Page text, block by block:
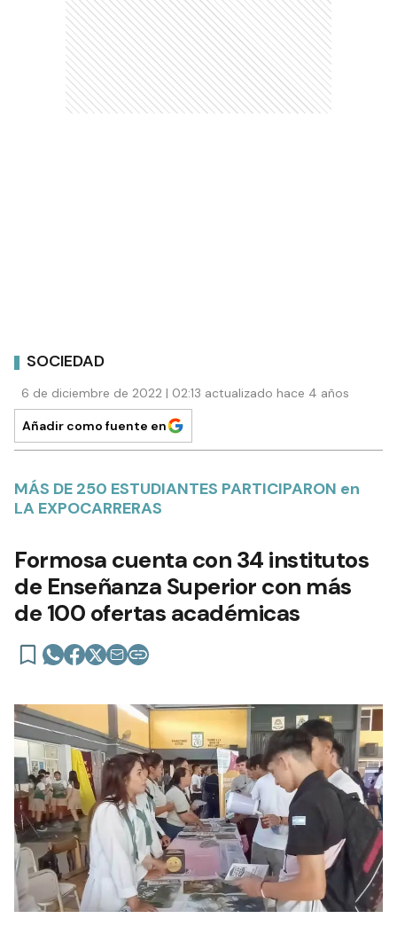
SOCIEDAD
6 de diciembre de 2022 | 02:13 actualizado hace 4 años
Añadir como fuente en
MÁS DE 250 ESTUDIANTES PARTICIPARON en
LA EXPOCARRERAS
Formosa cuenta con 34 institutos
de Enseñanza Superior con más
de 100 ofertas académicas